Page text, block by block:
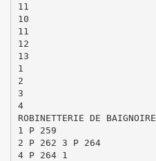
11
10
11
12
13
1
2
3
4
ROBINETTERIE DE BAIGNOIRE
1 P 259
2 P 262 3 P 264
4 P 264 1